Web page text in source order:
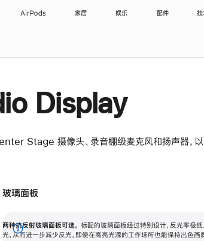
AirPods 家居 娱乐 配件 技
Display
Stage 摄像头、录音棚级麦克风和扬声器，以
使用，也能保持出色画质。
玻璃面板
两种抗反射玻璃面板可选。 标配的玻璃面板经过特别设计，反光率极
光，从而进一步减少反光，即使在高亮光源的工作场所也能保持出色画
展